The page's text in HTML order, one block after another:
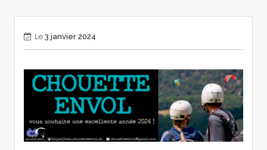
Le 3 janvier 2024